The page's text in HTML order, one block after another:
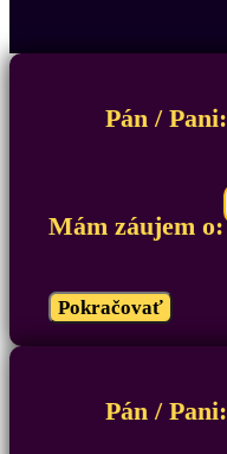
Pán / Pani:
Mám záujem o:
Pokračovať
Pán / Pani: